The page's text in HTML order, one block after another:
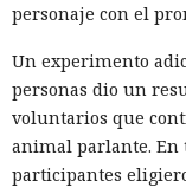
personaje con el
Un experimento
personas dio un
voluntarios que
animal parlante. En
participantes